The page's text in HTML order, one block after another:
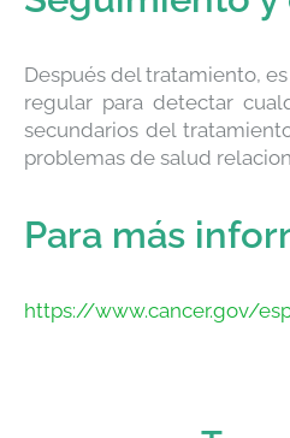
Después del tratamiento,
regular para detectar
secundarios del
problemas de salud
Para más
https://www.cancer.gov/